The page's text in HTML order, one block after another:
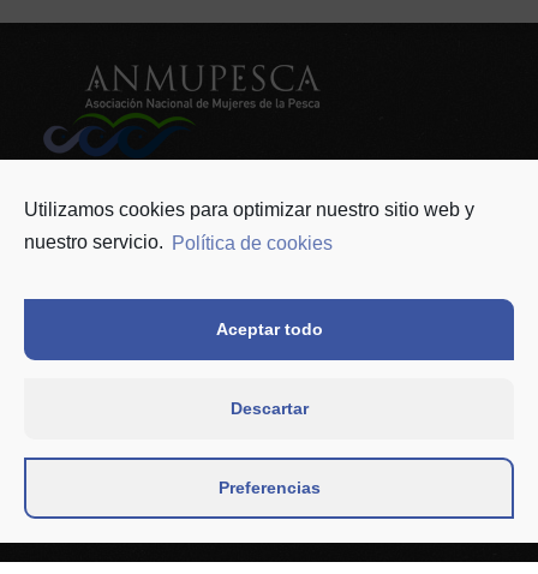
info@anmupesca.org
624 822 826
Contacto
Noticias
Política de privacidad y Protección de datos
Política de cookies (UE)
Financiada por el Instituto de la Mujer y para la
Utilizamos cookies para optimizar nuestro sitio web y
nuestro servicio. Política de cookies
Aceptar todo
Descartar
Preferencias